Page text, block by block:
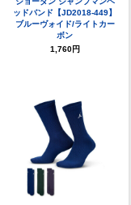
ッドバンド【JD2018-449】
ブルーヴォイド/ライトカー
ボン
1,760円